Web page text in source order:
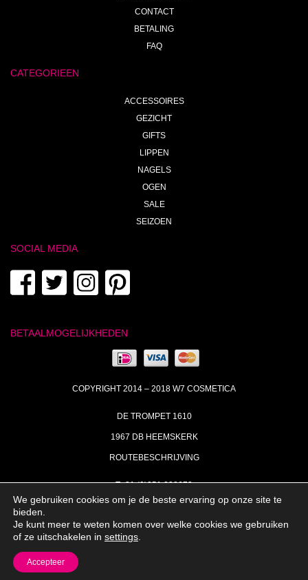
CONTACT
BETALING
FAQ
CATEGORIEEN
ACCESSOIRES
GEZICHT
GIFTS
LIPPEN
NAGELS
OGEN
SALE
SEIZOEN
SOCIAL MEDIA
BETAALMOGELIJKHEDEN
COPYRIGHT 2014 – 2018 W7 COSMETICA
DE TROMPET 1610
1967 DB HEEMSKERK
ROUTEBESCHRIJVING
T+31 (0)251 238673
MA | DI | DO VAN 09:00 – 17:00
INFO@W7COSMETICA.NL
We gebruiken cookies om je de beste ervaring op onze site te
bieden.
Je kunt meer te weten komen over welke cookies we gebruiken
of ze uitschakelen in settings
Accepteer